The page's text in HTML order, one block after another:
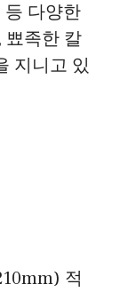
등 다양한
뾰족한 칼
지니고 있
적